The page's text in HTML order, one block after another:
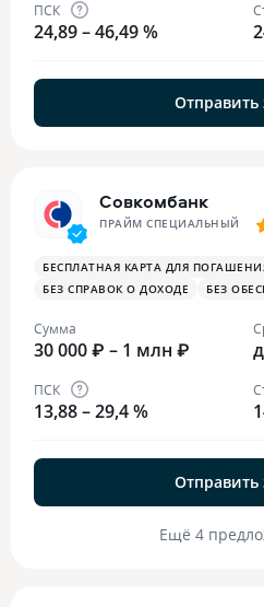
ПСК
24,89 – 46,49 %
Отправить
Совкомбанк
ПРАЙМ СПЕЦИАЛЬНЫЙ
БЕСПЛАТНАЯ КАРТА ДЛЯ
БЕЗ СПРАВОК О ДОХОДЕ
БЕЗ
Сумма
30 000 ₽ – 1 млн ₽
ПСК
13,88 – 29,4 %
Отправить
Ещё 4